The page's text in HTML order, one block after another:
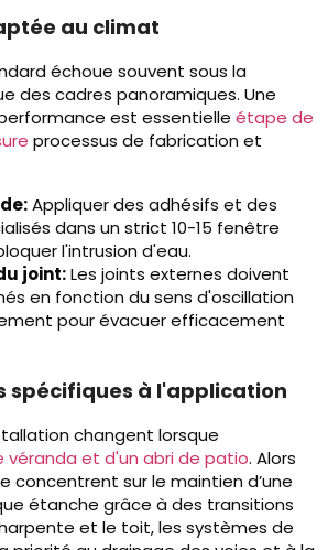
au climat
échoue souvent sous la
des cadres panoramiques. Une
est essentielle étape de
processus de fabrication et
Appliquer des adhésifs et des
dans un strict 10-15 fenêtre
l'intrusion d'eau.
joint:Les joints externes doivent
en fonction du sens d'oscillation
pour évacuer efficacement
spécifiques à l'application
changent lorsque
véranda et d'un abri de patio. Alors
concentrent sur le maintien d’une
étanche grâce à des transitions
et le toit, les systèmes de